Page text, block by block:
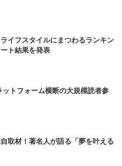
イフスタイルにまつわるランキン
ト結果を発表
トフォーム横断の大規模読者参
取材！著名人が語る「夢を叶える